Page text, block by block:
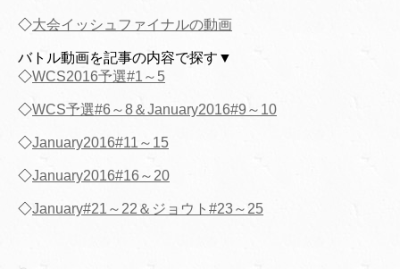
◇大会イッシュファイナルの動画
バトル動画を記事の内容で探す▼
◇WCS2016予選#1～5
◇WCS予選#6～8＆January2016#9～10
◇January2016#11～15
◇January2016#16～20
◇January#21～22＆ジョウト#23～25